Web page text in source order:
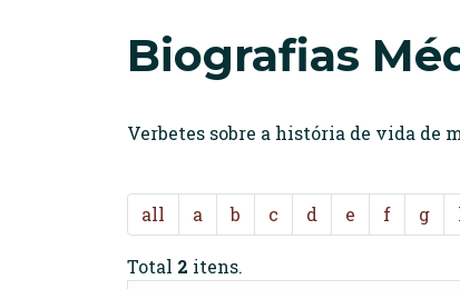
Biografias
Verbetes sobre a história de vida de
all a b c d e f g
Total 2 itens.